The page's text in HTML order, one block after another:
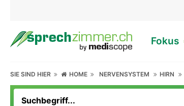
Fokus
SIE SIND HIER HOME NERVENSYSTEM HIRN